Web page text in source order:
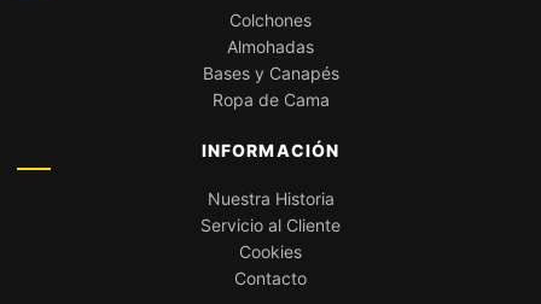
Colchones
Almohadas
Bases y Canapés
Ropa de Cama
INFORMACIÓN
Nuestra Historia
Servicio al Cliente
Cookies
Contacto